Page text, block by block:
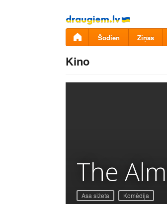
Pāriet
uz
saturu
Šodien Ziņas
Kino
The
Asa sižeta Komēdija